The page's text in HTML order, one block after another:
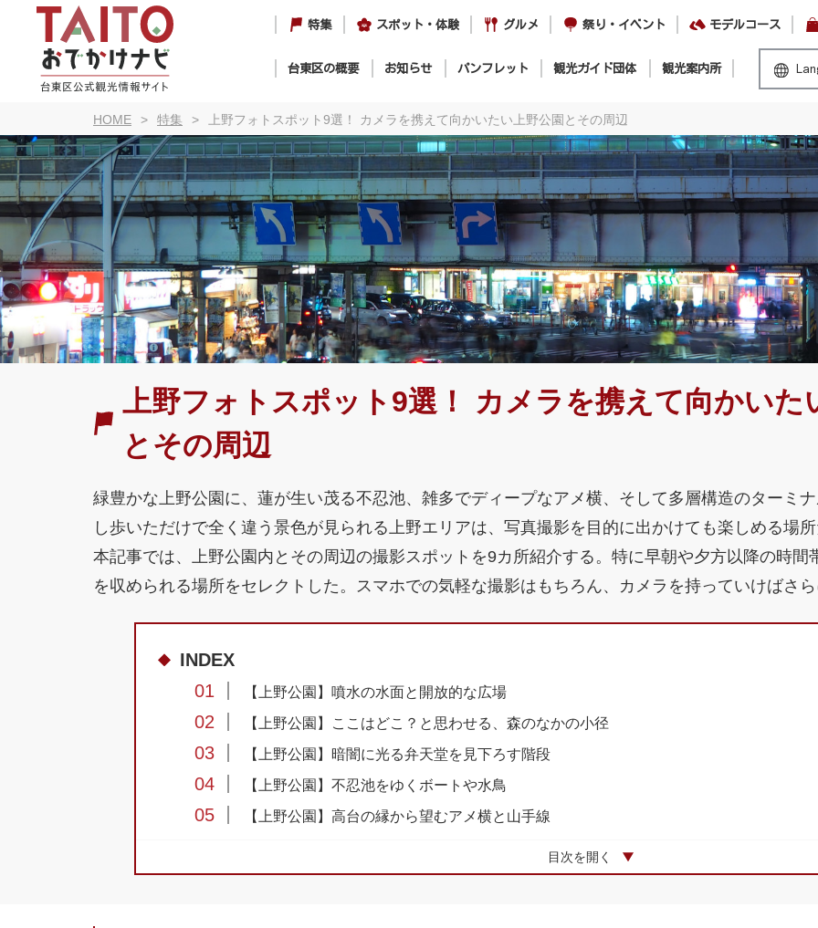
特集 スポット・体験 グルメ 祭り・イベント モデルコース
台東区の概要 お知らせ パンフレット 観光ガイド団体 観光案内所
HOME 特集 上野フォトスポット9選！ カメラを携えて向かいたい上野公園とその周辺
上野フォトスポット9選！ カメラを携えて向かいた
とその周辺
緑豊かな上野公園に、蓮が生い茂る不忍池、雑多でディープなアメ横、そして多層構造のターミ
し歩いただけで全く違う景色が見られる上野エリアは、写真撮影を目的に出かけても楽しめる場
本記事では、上野公園内とその周辺の撮影スポットを9カ所紹介する。特に早朝や夕方以降の時
を収められる場所をセレクトした。スマホでの気軽な撮影はもちろん、カメラを持っていけばさ
INDEX
01
【上野公園】噴水の水面と開放的な広場
02 【上野公園】ここはどこ？と思わせる、森のなかの小径
03 【上野公園】暗闇に光る弁天堂を見下ろす階段
04 【上野公園】不忍池をゆくボートや水鳥
05 【上野公園】高台の縁から望むアメ横と山手線
07 両大師橋の下を行き交う電車と線路
目次を開く